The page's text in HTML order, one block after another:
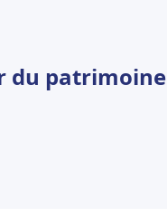
du patrimoine